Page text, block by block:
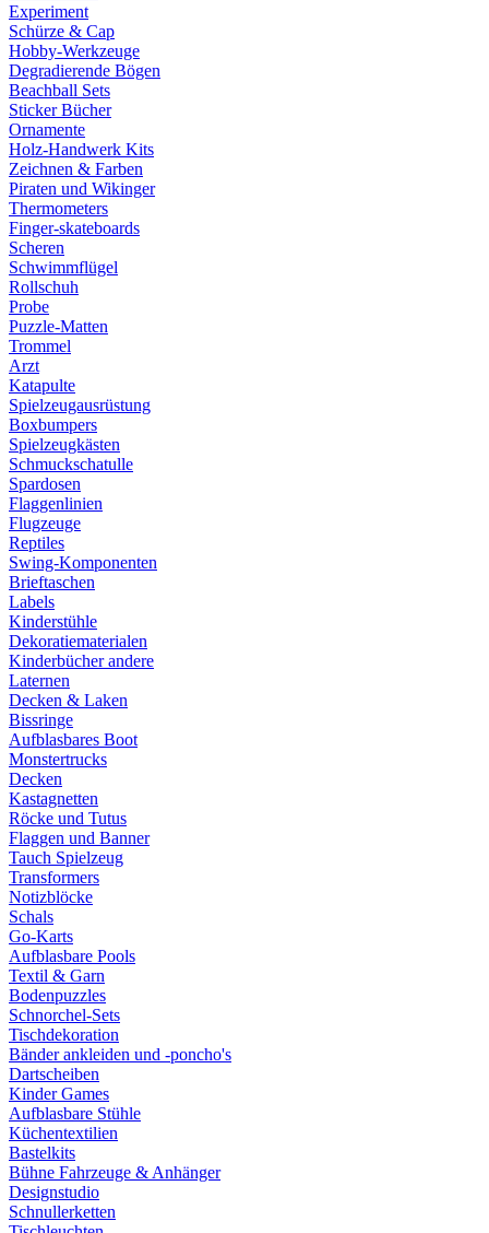
Experiment
Schürze & Cap
Hobby-Werkzeuge
Degradierende Bögen
Beachball Sets
Sticker Bücher
Ornamente
Holz-Handwerk Kits
Zeichnen & Farben
Piraten und Wikinger
Thermometers
Finger-skateboards
Scheren
Schwimmflügel
Rollschuh
Probe
Puzzle-Matten
Trommel
Arzt
Katapulte
Spielzeugausrüstung
Boxbumpers
Spielzeugkästen
Schmuckschatulle
Spardosen
Flaggenlinien
Flugzeuge
Reptiles
Swing-Komponenten
Brieftaschen
Labels
Kinderstühle
Dekoratiematerialen
Kinderbücher andere
Laternen
Decken & Laken
Bissringe
Aufblasbares Boot
Monstertrucks
Decken
Kastagnetten
Röcke und Tutus
Flaggen und Banner
Tauch Spielzeug
Transformers
Notizblöcke
Schals
Go-Karts
Aufblasbare Pools
Textil & Garn
Bodenpuzzles
Schnorchel-Sets
Tischdekoration
Bänder ankleiden und -poncho's
Dartscheiben
Kinder Games
Aufblasbare Stühle
Küchentextilien
Bastelkits
Bühne Fahrzeuge & Anhänger
Designstudio
Schnullerketten